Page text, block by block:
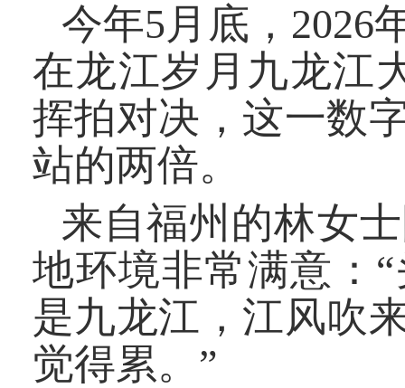
今年5月底，2026
在龙江岁月九龙江
挥拍对决，这一数
站的两倍。
来自福州的林女
地环境非常满意：
是九龙江，江风吹
觉得累。”